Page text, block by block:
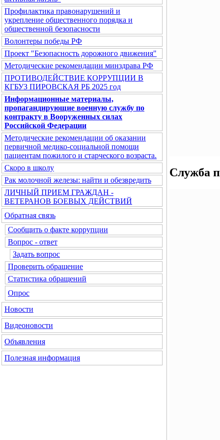
Профилактика правонарушений и
укрепление общественного порядка и
общественной безопасности
Волонтеры победы РФ
Проект "Безопасность дорожного движения"
Методические рекомендации минздрава РФ
ПРОТИВОДЕЙСТВИЕ КОРРУПЦИИ В
КГБУЗ ПИРОВСКАЯ РБ 2025 год
Информационные материалы,
пропагандирующие военную службу по
контракту в Вооруженных силах
Российской Федерации
Методические рекомендации об оказании
первичной медико-социальной помощи
пациентам пожилого и старческого возраста.
Скоро в школу
Рак молочной железы: найти и обезвредить
ЛИЧНЫЙ ПРИЕМ ГРАЖДАН -
ВЕТЕРАНОВ БОЕВЫХ ДЕЙСТВИЙ
Обратная связь
Сообщить о факте коррупции
Вопрос - ответ
Задать вопрос
Проверить обращение
Статистика обращений
Опрос
Новости
Видеоновости
Объявления
Полезная информация
Служба